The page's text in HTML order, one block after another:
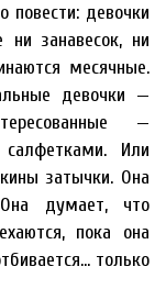
повести: девочки
занавесок, ни
месячные.
девочки —
—
Или
затычки. Она
Она думает, что
пока она
только